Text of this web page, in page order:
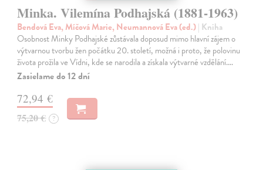
Minka. Vilemína Podhajská (1881-1963)
Bendová Eva, Míčová Marie, Neumannová Eva (ed.)| Kniha
Osobnost Minky Podhajské zůstávala doposud mimo hlavní zájem o
výtvarnou tvorbu žen počátku 20. století, možná i proto, že polovinu
života prožila ve Vídni, kde se narodila a získala výtvarné vzdělání.…
Zasielame do 12 dní
72,94 €
75,20 € ?